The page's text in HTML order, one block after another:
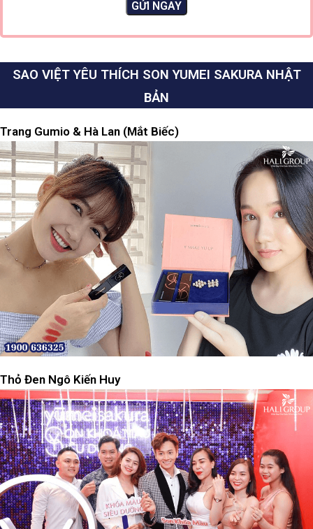
SAO VIỆT YÊU THÍCH SON YUMEI SAKURA NHẬT
BẢN
Trang Gumio & Hà Lan (Mắt Biếc)
Thỏ Đen Ngô Kiến Huy